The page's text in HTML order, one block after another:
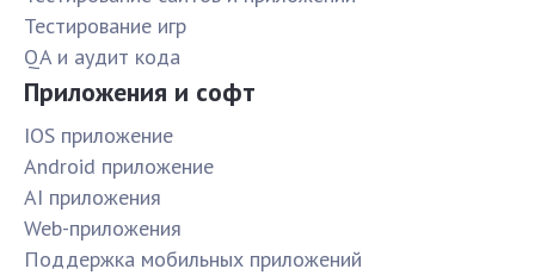
Тестирование игр
QA и аудит кода
Приложения и софт
IOS приложение
Android приложение
AI приложения
Web-приложения
Поддержка мобильных приложений